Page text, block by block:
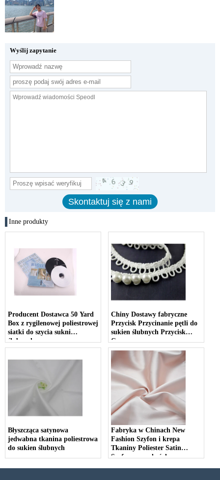
Wyślij zapytanie
Inne produkty
Producent Dostawca 50 Yard
Box z rygilenowej poliestrowej
siatki do szycia sukni
ślubnych
Chiny Dostawy fabryczne
Przycisk Przycinanie pętli do
sukien ślubnych Przycisk
Cover
Błyszcząca satynowa
jedwabna tkanina poliestrowa
do sukien ślubnych
Fabryka w Chinach New
Fashion Szyfon i krepa
Tkaniny Poliester Satin
Szyfon na podwórku